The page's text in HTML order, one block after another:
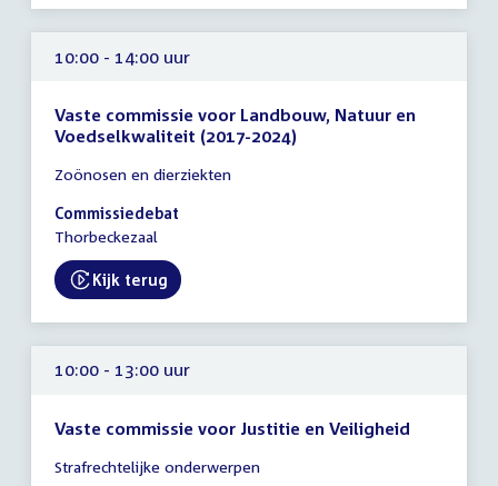
10:00 - 14:00 uur
Vaste commissie voor Landbouw, Natuur en
Voedselkwaliteit (2017-2024)
vergadering
10:00
-
uur
Zoönosen en dierziekten
Commissiedebat
Thorbeckezaal
External link:
Kijk terug
10:00 - 13:00 uur
Vaste commissie voor Justitie en Veiligheid
vergadering
Strafrechtelijke onderwerpen